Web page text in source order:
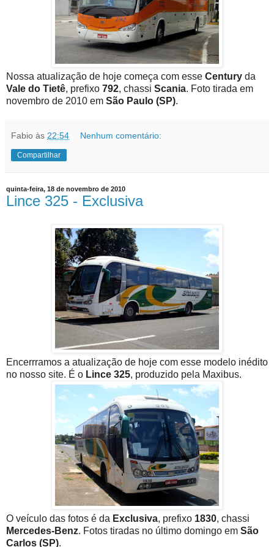
Nossa atualização de hoje começa com esse Century da
Vale do Tietê, prefixo 792, chassi Scania. Foto tirada em
novembro de 2010 em São Paulo (SP).
Fabio às 22:54 Nenhum comentário:
Compartilhar
quinta-feira, 18 de novembro de 2010
Lince 325 - Exclusiva
Encerrramos a atualização de hoje com esse modelo inédito
no nosso site. É o Lince 325, produzido pela Maxibus.
O veículo das fotos é da Exclusiva, prefixo 1830, chassi
Mercedes-Benz. Fotos tiradas no último domingo em São
Carlos (SP).